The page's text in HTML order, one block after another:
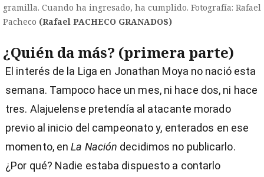
gramilla. Cuando ha ingresado, ha cumplido. Fotografía: Rafael
Pacheco (Rafael PACHECO GRANADOS)
¿Quién da más? (primera parte)
El interés de la Liga en Jonathan Moya no nació esta
semana. Tampoco hace un mes, ni hace dos, ni hace
tres. Alajuelense pretendía al atacante morado
previo al inicio del campeonato y, enterados en ese
momento, enLa Nación decidimos no publicarlo.
¿Por qué? Nadie estaba dispuesto a contarlo